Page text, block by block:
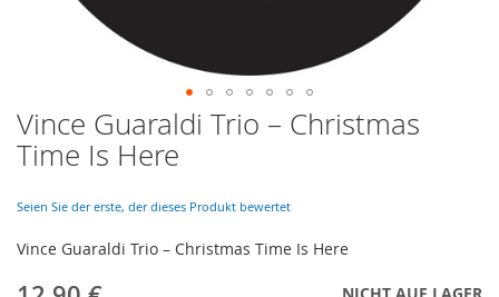
Skip
to
the
of
images
Vince Guaraldi Trio ‎– Christmas
Time Is Here
Seien Sie der erste, der dieses Produkt bewertet
Vince Guaraldi Trio ‎– Christmas Time Is Here